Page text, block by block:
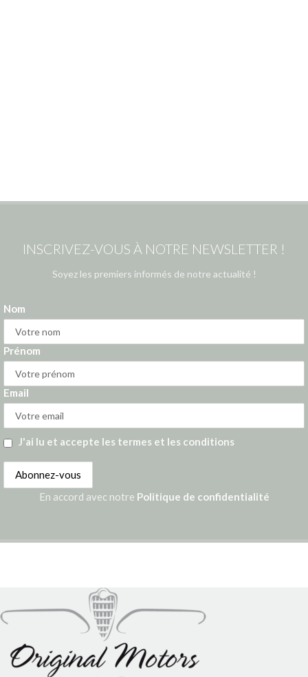
INSCRIVEZ-VOUS À NOTRE NEWSLETTER !
Soyez les premiers informés de notre actualité !
Nom
Prénom
Email
J'ai lu et accepte les termes et les conditions
En accord avec notre Politique de confidentialité